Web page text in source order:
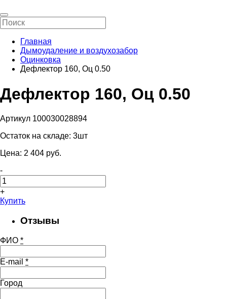
Главная
Дымоудаление и воздухозабор
Оцинковка
Дефлектор 160, Оц 0.50
Дефлектор 160, Оц 0.50
Артикул 100030028894
Остаток на складе: 3шт
Цена: 2 404 pуб.
-
+
Купить
Отзывы
ФИО *
E-mail *
Город